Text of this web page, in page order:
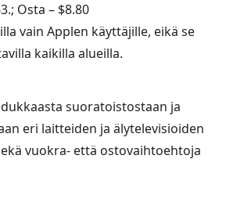
Osta – $8.80
vain Applen käyttäjille, eikä se
kaikilla alueilla.
suoratoistostaan ja
eri laitteiden ja älytelevisioiden
vuokra- että ostovaihtoehtoja